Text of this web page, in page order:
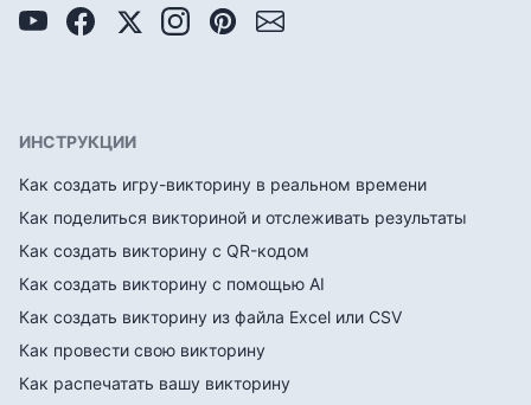
ИНСТРУКЦИИ
Как создать игру-викторину в реальном времени
Как поделиться викториной и отслеживать результаты
Как создать викторину с QR-кодом
Как создать викторину с помощью AI
Как создать викторину из файла Excel или CSV
Как провести свою викторину
Как распечатать вашу викторину